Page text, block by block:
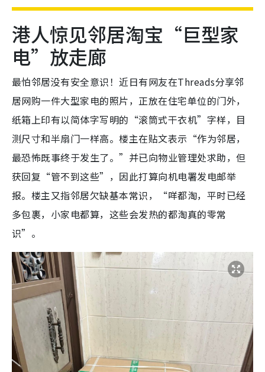
港人惊见邻居淘宝“巨型家
电”放走廊
最怕邻居没有安全意识！近日有网友在Threads分享邻
居网购一件大型家电的照片，正放在住宅单位的门外，
纸箱上印有以简体字写明的“滚筒式干衣机”字样，目
测尺寸和半扇门一样高。楼主在贴文表示“作为邻居，
最恐怖既事终于发生了。”并已向物业管理处求助，但
获回复“管不到这些”，因此打算向机电署发电邮举
报。楼主又指邻居欠缺基本常识，“咩都淘，平时已经
多包裹，小家电都算，这些会发热的都淘真的零常
识”。